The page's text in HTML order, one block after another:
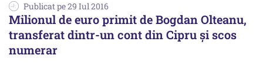
Publicat pe 29 Iul 2016
Milionul de euro primit de Bogdan Olteanu,
transferat dintr-un cont din Cipru şi scos
numerar